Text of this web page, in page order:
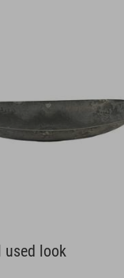
used look